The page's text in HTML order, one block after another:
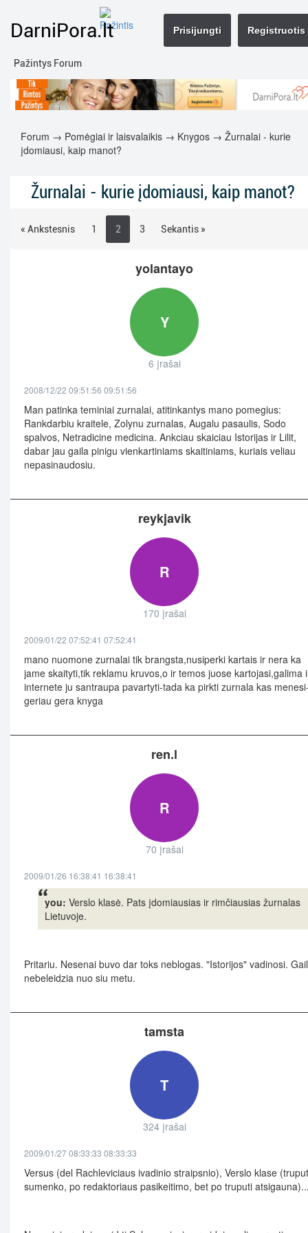
DarniPora.lt
Pažintys Forum
Registruotis
Prisijungti
Forum → Pomėgiai ir laisvalaikis → Knygos → Žurnalai - kurie
įdomiausi, kaip manot?
Žurnalai - kurie įdomiausi, kaip manot?
« Ankstesnis 1 2 3 Sekantis »
yolantayo
Y
6 įrašai
2008/12/22 09:51:56 09:51:56
Man patinka teminiai zurnalai, atitinkantys mano pomegius:
Rankdarbiu kraitele, Zolynu zurnalas, Augalu pasaulis, Sodo
spalvos, Netradicine medicina. Ankciau skaiciau Istorijas ir Lilit,
dabar jau gaila pinigu vienkartiniams skaitiniams, kuriais veliau
nepasinaudosiu.
reykjavik
R
170 įrašai
2009/01/22 07:52:41 07:52:41
mano nuomone zurnalai tik brangsta,nusiperki kartais ir nera ka
jame skaityti,tik reklamu kruvos,o ir temos juose kartojasi,galima
internete ju santraupa pavartyti-tada ka pirkti zurnala kas
geriau gera knyga
ren.l
R
70 įrašai
2009/01/26 16:38:41 16:38:41
you: Verslo klasė. Pats įdomiausias ir rimčiausias žurnalas
Lietuvoje.
Pritariu. Nesenai buvo dar toks neblogas. "Istorijos" vadinosi.
nebeleidzia nuo siu metu.
tamsta
T
324 įrašai
2009/01/27 08:33:33 08:33:33
Versus (del Rachleviciaus ivadinio straipsnio), Verslo klase
sumenko, po redaktoriaus pasikeitimo, bet po truputi